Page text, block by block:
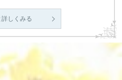
詳しくみる